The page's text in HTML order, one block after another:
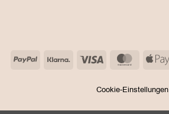
PayPalKlarna Visa
Cookie-Einstellungen